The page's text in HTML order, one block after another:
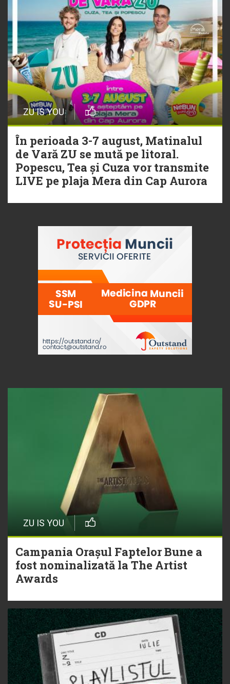
ZU IS YOU
În perioada 3-7 august, Matinalul
de Vară ZU se mută pe litoral.
Popescu, Tea și Cuza vor transmite
LIVE pe plaja Mera din Cap Aurora
ZU IS YOU
Campania Orașul Faptelor Bune a
fost nominalizată la The Artist
Awards